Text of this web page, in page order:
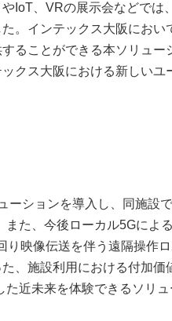
IoT、VRの展示会などで
。インテックス大阪にお
ることができる本ソリュー
クス大阪における新しい
ーションを導入し、同施設
た、今後ローカル5Gによ
映像伝送を伴う遠隔操作
、施設利用における付加価
近未来を体験できるソリ